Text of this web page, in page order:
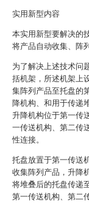
实用新型内容
本实用新型要解决的
将产品自动收集、阵
为了解决上述技术问
括机架，所述机架上
集阵列产品至托盘的
降机构、和用于传递
升降机构位于第一传
一传送机构、第二传
性连接。
托盘放置于第一传送
收集阵列产品，升降
将堆叠后的托盘传递
第一传送机构、第二